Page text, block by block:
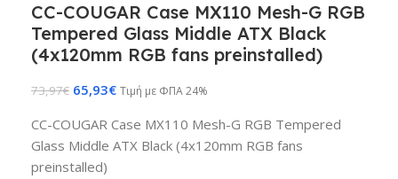
CC-COUGAR Case MX110 Mesh-G RGB
Tempered Glass Middle ATX Black
(4x120mm RGB fans preinstalled)
73,97€ 65,93€ Τιμή με ΦΠΑ 24%
CC-COUGAR Case MX110 Mesh-G RGB Tempered
Glass Middle ATX Black (4x120mm RGB fans
preinstalled)